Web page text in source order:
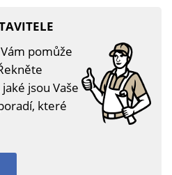
pomůže
jsou Vaše
které